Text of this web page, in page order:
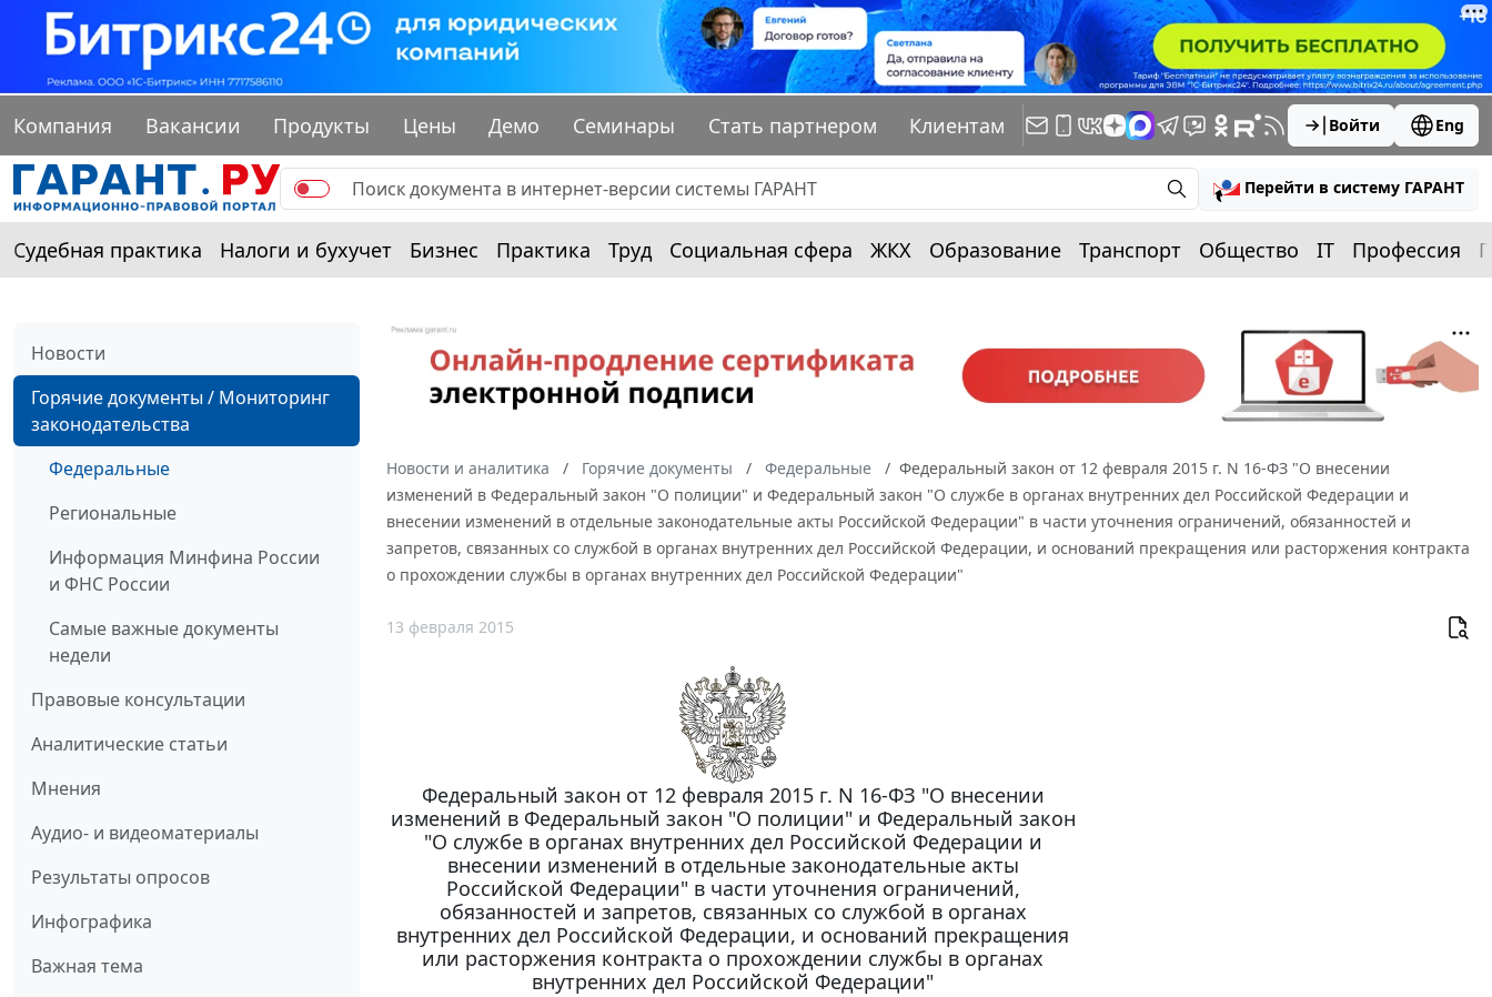
Компания Вакансии Продукты Цены Демо Семинары Стать партнером Клиентам Войти Eng
Перейти в систему ГАРАНТ
Судебная практика Налоги и бухучет Бизнес Практика Труд Социальная сфера ЖКХ Образование Транспорт Общество IT Профессия
Новости
Горячие документы / Мониторинг
законодательства
Федеральные
Региональные
Информация Минфина России
и ФНС России
Самые важные документы
недели
Правовые консультации
Аналитические статьи
Мнения
Аудио- и видеоматериалы
Результаты опросов
Инфографика
Важная тема
Новости и аналитика Горячие документы Федеральные
Федеральный закон от 12 февраля 2015 г. N 16-ФЗ "О внесении
изменений в Федеральный закон "О полиции" и Федеральный закон "О службе в органах внутренних дел Российской Федерации и
внесении изменений в отдельные законодательные акты Российской Федерации" в части уточнения ограничений, обязанностей и
запретов, связанных со службой в органах внутренних дел Российской Федерации, и оснований прекращения или расторжения контракта
о прохождении службы в органах внутренних дел Российской Федерации"
13 февраля 2015
Федеральный закон от 12 февраля 2015 г. N 16-ФЗ "О внесении
изменений в Федеральный закон "О полиции" и Федеральный закон
"О службе в органах внутренних дел Российской Федерации и
внесении изменений в отдельные законодательные акты
Российской Федерации" в части уточнения ограничений,
обязанностей и запретов, связанных со службой в органах
внутренних дел Российской Федерации, и оснований прекращения
или расторжения контракта о прохождении службы в органах
внутренних дел Российской Федерации"